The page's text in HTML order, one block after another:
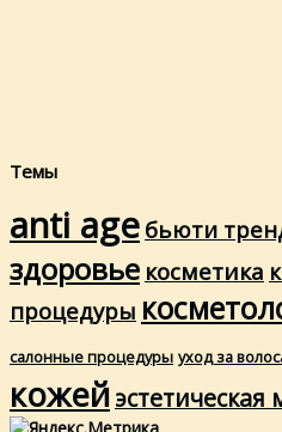
Темы
anti age бьюти
здоровье косметика
процедуры
салонные процедуры уход за
кожей